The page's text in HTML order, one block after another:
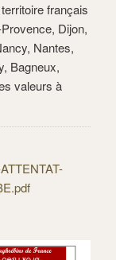
français
Dijon,
Nantes,
Bagneux,
valeurs à